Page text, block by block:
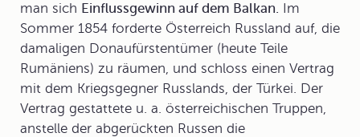
man sich Einflussgewinn auf dem Balkan. Im
Sommer 1854 forderte Österreich Russland auf, die
damaligen Donaufürstentümer (heute Teile
Rumäniens) zu räumen, und schloss einen Vertrag
mit dem Kriegsgegner Russlands, der Türkei. Der
Vertrag gestattete u. a. österreichischen Truppen,
anstelle der abgerückten Russen die